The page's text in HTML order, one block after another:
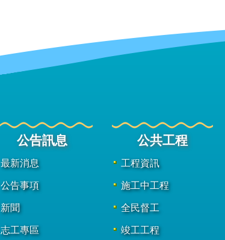
公告訊息
最新消息
公告事項
新聞
志工專區
公共工程
工程資訊
施工中工程
全民督工
竣工工程